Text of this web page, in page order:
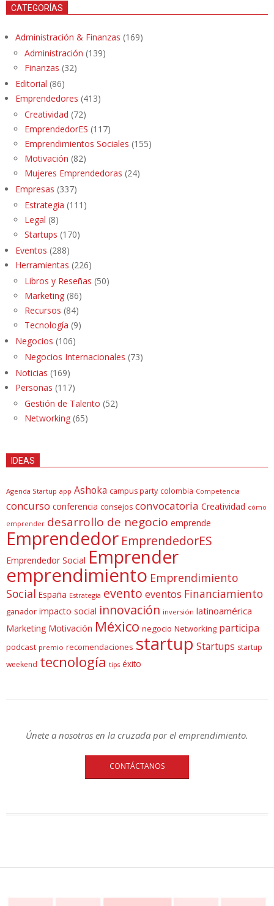
CATEGORÍAS
Administración & Finanzas (169)
Administración (139)
Finanzas (32)
Editorial (86)
Emprendedores (413)
Creatividad (72)
EmprendedorES (117)
Emprendimientos Sociales (155)
Motivación (82)
Mujeres Emprendedoras (24)
Empresas (337)
Estrategia (111)
Legal (8)
Startups (170)
Eventos (288)
Herramientas (226)
Libros y Reseñas (50)
Marketing (86)
Recursos (84)
Tecnología (9)
Negocios (106)
Negocios Internacionales (73)
Noticias (169)
Personas (117)
Gestión de Talento (52)
Networking (65)
IDEAS
Agenda Startup app Ashoka campus party colombia Competencia
concurso conferencia consejos convocatoria Creatividad cómo
emprender desarrollo de negocio emprende
Emprendedor EmprendedorES
Emprendedor Social Emprender
emprendimiento Emprendimiento
Social España Estrategia evento eventos Financiamiento
ganador impacto social innovación inversión latinoamérica
Marketing Motivación México negocio Networking participa
podcast premio recomendaciones startup Startups startup
weekend tecnología tips éxito
Únete a nosotros en la cruzada por el emprendimiento.
CONTÁCTANOS